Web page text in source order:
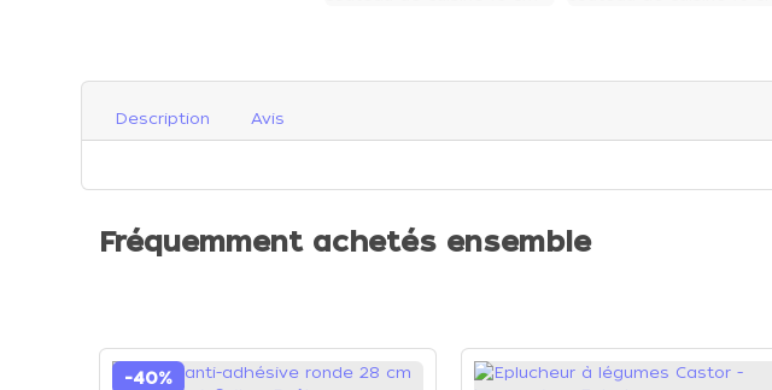
Description Avis
Fréquemment achetés ensemble
-40%